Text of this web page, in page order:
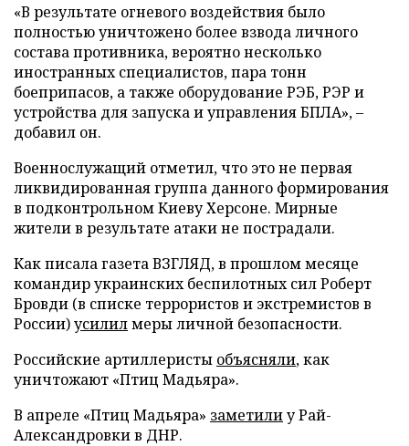
«В результате огневого воздействия было
полностью уничтожено более взвода личного
состава противника, вероятно несколько
иностранных специалистов, пара тонн
боеприпасов, а также оборудование РЭБ, РЭР и
устройства для запуска и управления БПЛА», –
добавил он.
Военнослужащий отметил, что это не первая
ликвидированная группа данного формирования
в подконтрольном Киеву Херсоне. Мирные
жители в результате атаки не пострадали.
Как писала газета ВЗГЛЯД, в прошлом месяце
командир украинских беспилотных сил Роберт
Бровди (в списке террористов и экстремистов в
России)усилилмеры личной безопасности.
Российские артиллеристы объясняли, как
уничтожают «Птиц Мадьяра».
В апреле «Птиц Мадьяра» заметилиу Рай-
Александровки в ДНР.